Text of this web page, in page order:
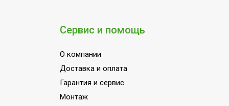
HEPA (фильтр тонкой очистки)
Напряжение электропитания, В
Вид установки (крепления)
Материал корпуса
Сервис и помощь
О компании
Доставка и оплата
Гарантия и сервис
Монтаж